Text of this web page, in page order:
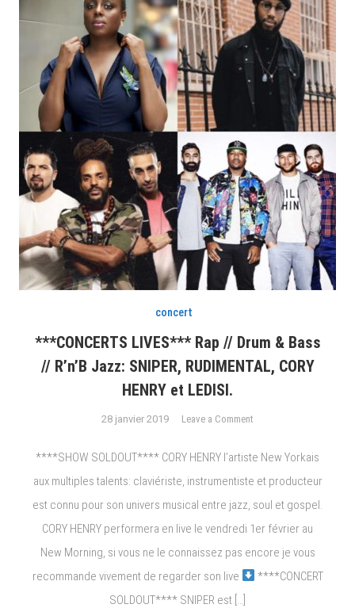
concert
***CONCERTS LIVES*** Rap // Drum & Bass
// R’n’B Jazz: SNIPER, RUDIMENTAL, CORY
HENRY et LEDISI.
28 janvier 2019 Leave a Comment
LIVES***
//
Drum
&
R’n’B
****SHOW SOLDOUT**** CORY HENRY l’artiste New Yorkais
aux multiples talents: claviériste, instrumentiste et producteur
est connu pour son univers musical entre jazz, soul et gospel.
CORY HENRY performera en live le vendredi 1er février au
New Morning, si vous ne le connaissez pas encore je vous
recommande vivement de regarder son live
****CONCERT
SOLDOUT**** SNIPER est […]